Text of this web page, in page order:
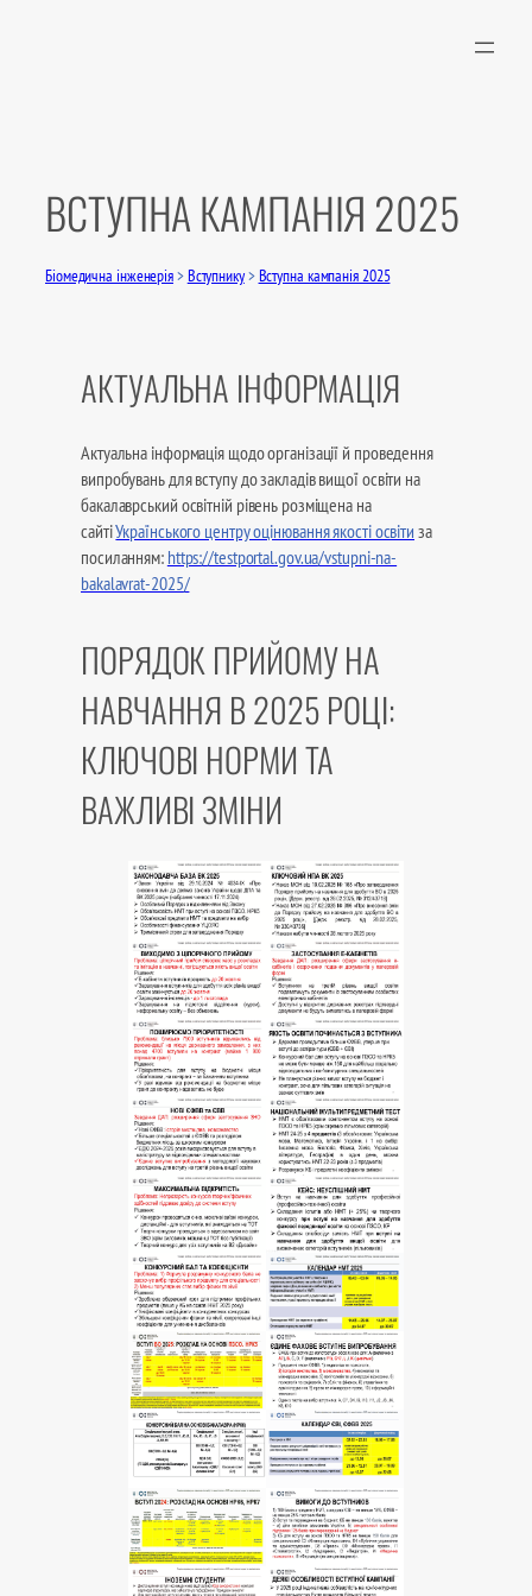
ВСТУПНА КАМПАНІЯ 2025
Біомедична інженерія>Вступнику>Вступна кампанія 2025
АКТУАЛЬНА ІНФОРМАЦІЯ
Актуальна інформація щодо організації й проведення
випробувань для вступу до закладів вищої освіти на
бакалаврський освітній рівень розміщена на
сайтіУкраїнського центру оцінювання якості освітиза
посиланням:https://testportal.gov.ua/vstupni-na-
bakalavrat-2025/
ПОРЯДОК ПРИЙОМУ НА
НАВЧАННЯ В 2025 РОЦІ:
КЛЮЧОВІ НОРМИ ТА
ВАЖЛИВІ ЗМІНИ